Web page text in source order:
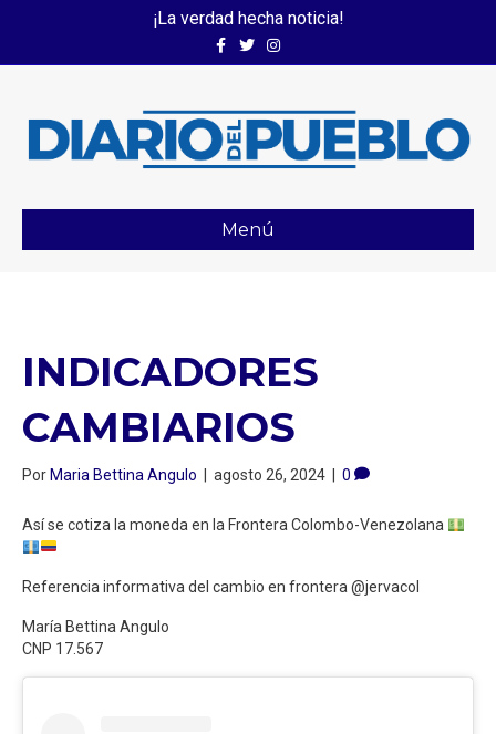
¡La verdad hecha noticia!
FacebookTwitterInstagram
Menú
INDICADORES
CAMBIARIOS
PorMaria Bettina Angulo | agosto 26, 2024 | 0
Así se cotiza la moneda en la Frontera Colombo-Venezolana
Referencia informativa del cambio en frontera @jervacol
María Bettina Angulo
CNP 17.567